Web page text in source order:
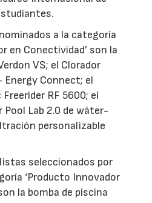
a la categoría
en Conectividad’ son la
VS; el Clorador
Connect; el
RF 5600; el
Lab 2.0 de wáter-
personalizable
seleccionados por
‘Producto Innovador
la bomba de piscina